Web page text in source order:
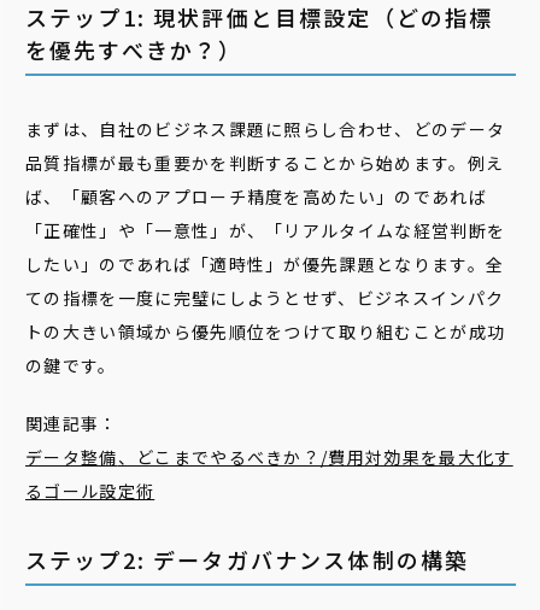
ステップ1: 現状評価と目標設定（どの指標
を優先すべきか？）
まずは、自社のビジネス課題に照らし合わせ、どのデータ
品質指標が最も重要かを判断することから始めます。例え
ば、「顧客へのアプローチ精度を高めたい」のであれば
「正確性」や「一意性」が、「リアルタイムな経営判断を
したい」のであれば「適時性」が優先課題となります。全
ての指標を一度に完璧にしようとせず、ビジネスインパク
トの大きい領域から優先順位をつけて取り組むことが成功
の鍵です。
関連記事：
データ整備、どこまでやるべきか？/費用対効果を最大化す
るゴール設定術
ステップ2: データガバナンス体制の構築